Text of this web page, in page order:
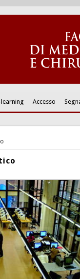
learning Accesso